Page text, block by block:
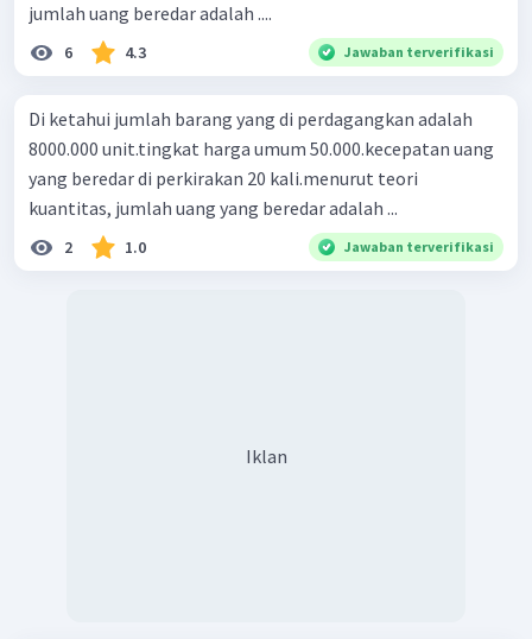
jumlah uang beredar adalah ....
6 4.3 Jawaban terverifikasi
Di ketahui jumlah barang yang di perdagangkan adalah
8000.000 unit.tingkat harga umum 50.000.kecepatan uang
yang beredar di perkirakan 20 kali.menurut teori
kuantitas, jumlah uang yang beredar adalah ...
2 1.0 Jawaban terverifikasi
Iklan